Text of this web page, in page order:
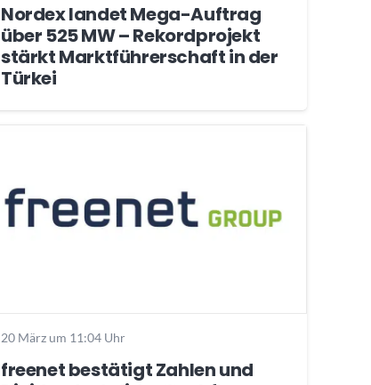
Nordex landet Mega-Auftrag
über 525 MW – Rekordprojekt
stärkt Marktführerschaft in der
Türkei
20 März um 11:04 Uhr
freenet bestätigt Zahlen und